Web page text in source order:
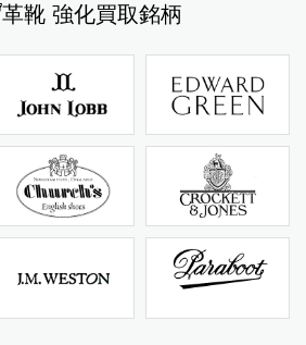
革靴 強化買取銘柄